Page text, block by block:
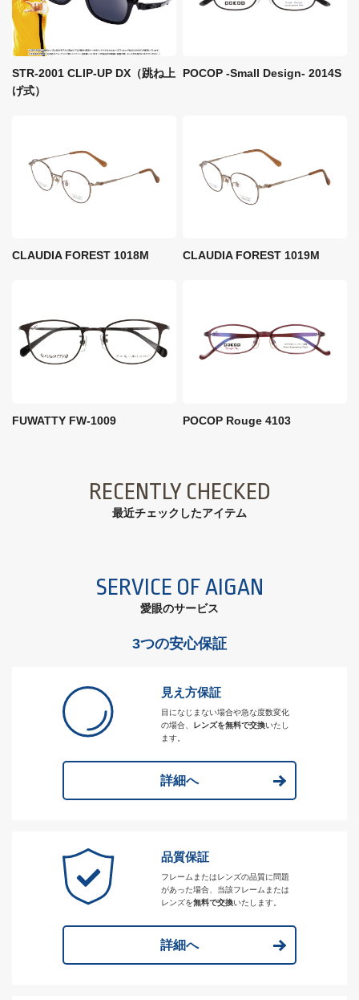
STR-2001 CLIP-UP DX（跳ね上
げ式）
POCOP -Small Design- 2014S
CLAUDIA FOREST 1018M CLAUDIA FOREST 1019M
FUWATTY FW-1009 POCOP Rouge 4103
RECENTLY CHECKED
最近チェックしたアイテム
SERVICE OF AIGAN
愛眼のサービス
3つの安心保証
見え方保証
目になじまない場合や急な度数変化
の場合、
レンズを無料で交換いたし
ます。
詳細へ
品質保証
フレームまたはレンズの品質に問題
があった場合、当該フレームまたは
レンズを無料で交換いたします。
詳細へ